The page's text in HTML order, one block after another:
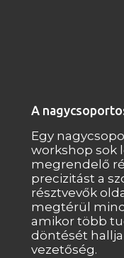
A
Egy
workshop sok
megrendelő
precizitást a
résztvevők
megtérül
amikor több
döntését
vezetőség.